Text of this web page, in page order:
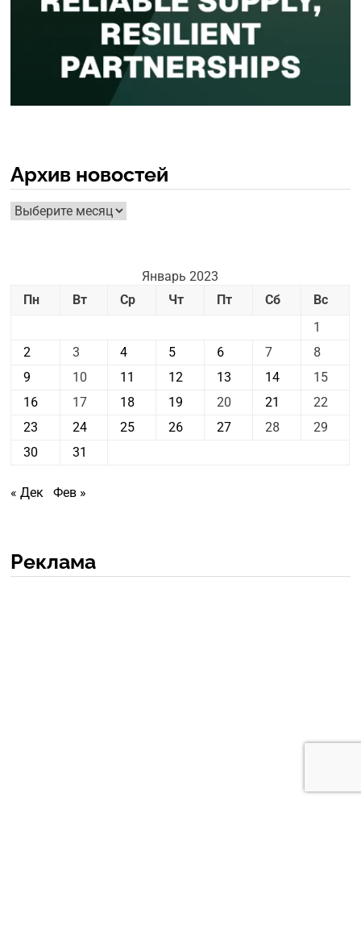
Архив новостей
Архив
новостей
Январь 2023
Пн
Вт Ср Чт Пт Сб
Вс
1
2
3 4 5 6 7
8
9
10 11 12 13 14
15
16
17 18 19 20 21
22
23
24 25 26 27 28
29
30
31
« Дек Фев »
Реклама